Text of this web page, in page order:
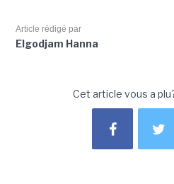
Article rédigé par
Elgodjam Hanna
Cet article vous a